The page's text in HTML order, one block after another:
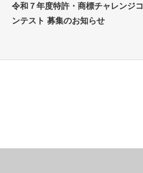
令和７年度特許・商標チャレンジコ
ンテスト 募集のお知らせ